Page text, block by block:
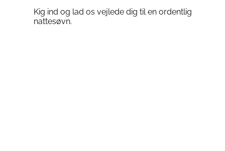
Brug gerne rullemadras for ekstra
Ofte Stillede Spørgsmål om
Er Auping Elysium egnet til
betrækket kan vaskes ved 60 °C og
Små
minipocketfjedre, som sikrer god
Er madrassen virkelig 100%
Elysium er designet med materialer,
Er madrassen god, hvis jeg får det
være Vent-tex® og fraværet af
Kig ind og lad os vejlede dig til en ordentlig
nattesøvn.